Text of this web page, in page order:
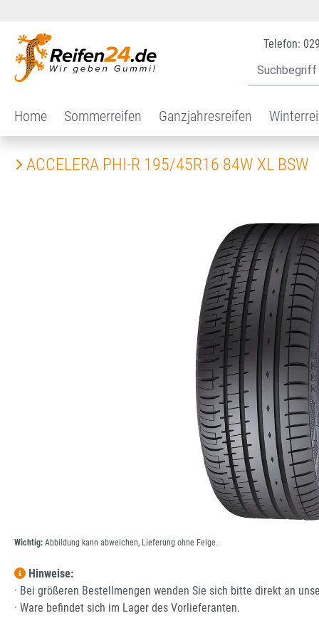
Telefon:
Home Sommerreifen Ganzjahresreifen
ACCELERA PHI-R 195/45R16 84W XL BSW
Wichtig: Abbildung kann abweichen, Lieferung ohne Felge.
Hinweise:
· Bei größeren Bestellmengen wenden Sie sich bitte direkt an
· Ware befindet sich im Lager des Vorlieferanten.